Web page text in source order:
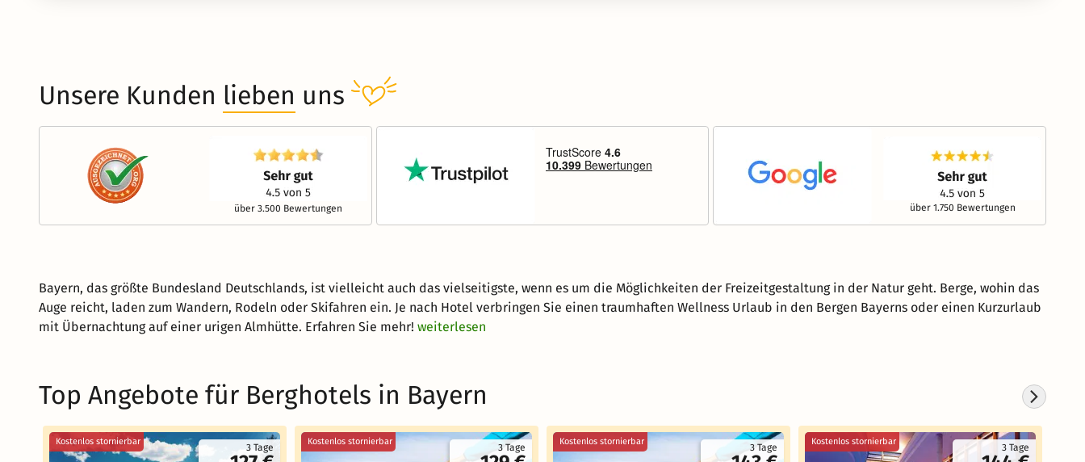
Unsere Kunden lieben uns
über 3.500 Bewertungen über 1.750 Bewertungen
Bayern, das größte Bundesland Deutschlands, ist vielleicht auch das vielseitigste, wenn es um die Möglichkeiten der Freizeitgestaltung in der Natur geht. Berge, wohin das
Auge reicht, laden zum Wandern, Rodeln oder Skifahren ein. Je nach Hotel verbringen Sie einen traumhaften Wellness Urlaub in den Bergen Bayerns oder einen Kurzurlaub
mit Übernachtung auf einer urigen Almhütte. Erfahren Sie mehr! weiterlesen
Top Angebote für Berghotels in Bayern
3 Tage
Kostenlos stornierbar
3 Tage
Kostenlos stornierbar
3 Tage
Kostenlos stornierbar
3 Tage
Kostenlos stornierbar